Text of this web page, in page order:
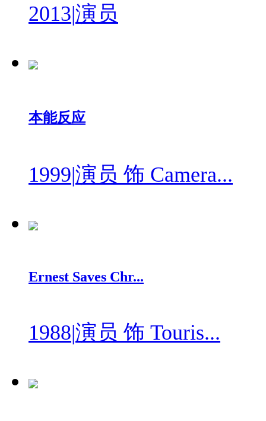
2013|演员
本能反应
1999|演员 饰 Camera...
Ernest Saves Chr...
1988|演员 饰 Touris...